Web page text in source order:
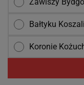
Zawiszy
Bałtyku
Koronie